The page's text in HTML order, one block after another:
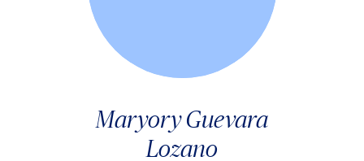
Maryory Guevara
Lozano